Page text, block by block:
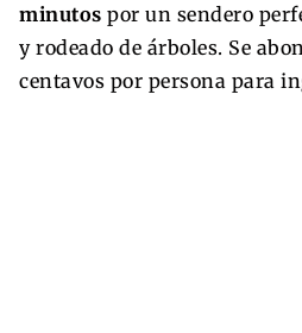
minutos por un sendero
y rodeado de árboles. Se
centavos por persona para